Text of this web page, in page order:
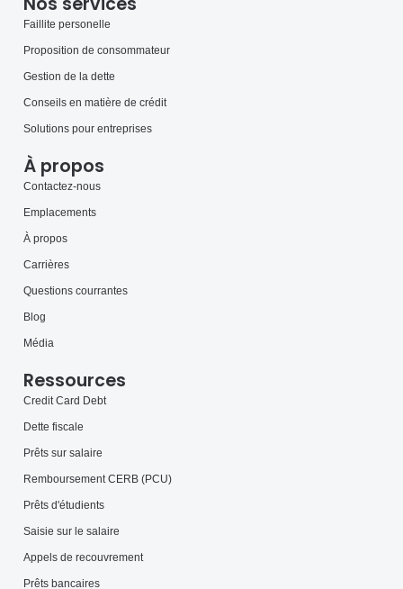
Faillite personelle
Proposition de consommateur
Gestion de la dette
Conseils en matière de crédit
Solutions pour entreprises
À propos
Contactez-nous
Emplacements
À propos
Carrières
Questions courrantes
Blog
Média
Ressources
Credit Card Debt
Dette fiscale
Prêts sur salaire
Remboursement CERB (PCU)
Prêts d'étudients
Saisie sur le salaire
Appels de recouvrement
Prêts bancaires